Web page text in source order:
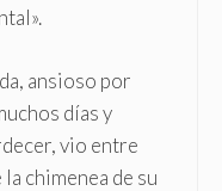
ansioso por
días y
vio entre
chimenea de su